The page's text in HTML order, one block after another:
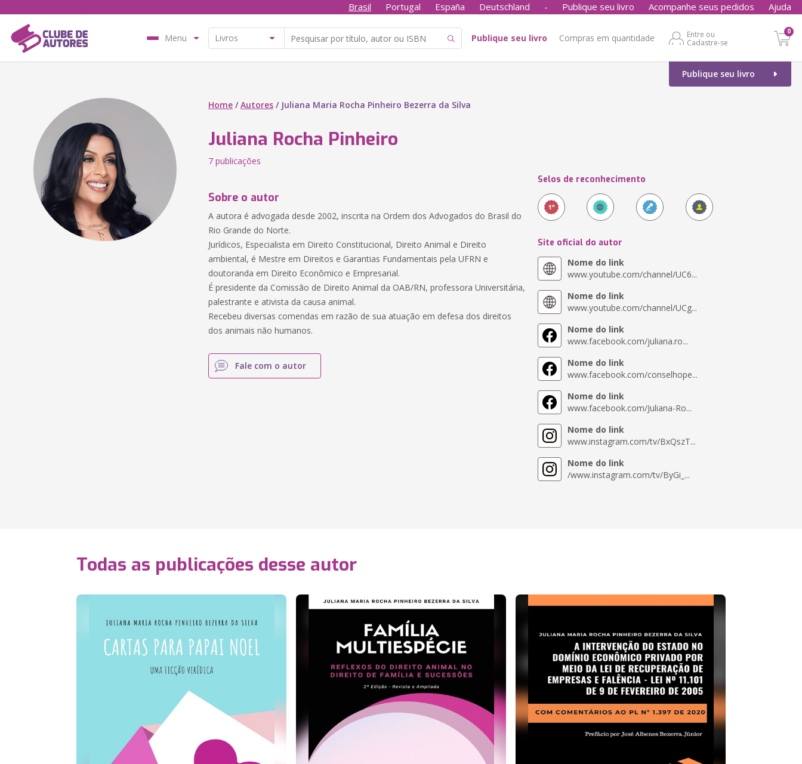
Brasil Portugal España Deutschland - Publique seu livro Acompanhe seus pedidos Ajuda
Menu Publique seu livro Compras em quantidade
Entre ou
Cadastre-se
0
Publique seu livro
Home /Autores / Juliana Maria Rocha Pinheiro Bezerra da Silva
Juliana Rocha Pinheiro
7 publicações
Sobre o autor
A autora é advogada desde 2002, inscrita na Ordem dos Advogados do Brasil do
Rio Grande do Norte.
Jurídicos, Especialista em Direito Constitucional, Direito Animal e Direito
ambiental, é Mestre em Direitos e Garantias Fundamentais pela UFRN e
doutoranda em Direito Econômico e Empresarial.
É presidente da Comissão de Direito Animal da OAB/RN, professora Universitária,
palestrante e ativista da causa animal.
Recebeu diversas comendas em razão de sua atuação em defesa dos direitos
dos animais não humanos.
Fale com o autor
Selos de reconhecimento
Site oficial do autor
Nome do link
www.youtube.com/channel/UC6...
Nome do link
www.youtube.com/channel/UCg...
Nome do link
www.facebook.com/juliana.ro...
Nome do link
www.facebook.com/conselhope...
Nome do link
www.facebook.com/Juliana-Ro...
Nome do link
www.instagram.com/tv/BxQszT...
Nome do link
/www.instagram.com/tv/ByGi_...
Todas as publicações desse autor